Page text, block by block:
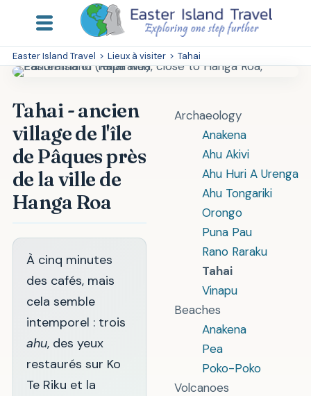
Easter Island Travel > Lieux à visiter > Tahai
Archaeology
Anakena
Ahu Akivi
Ahu Huri A Urenga
Ahu Tongariki
Orongo
Puna Pau
Rano Raraku
Tahai
Vinapu
Beaches
Anakena
Pea
Poko-Poko
Volcanoes
Tahai - ancien
village de l'île
de Pâques près
de la ville de
Hanga Roa
À cinq minutes
des cafés, mais
cela semble
intemporel : trois
ahu, des yeux
restaurés sur Ko
Te Riku et la